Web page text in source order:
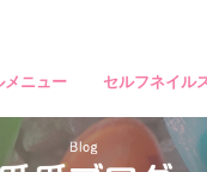
メニュー セルフネイル